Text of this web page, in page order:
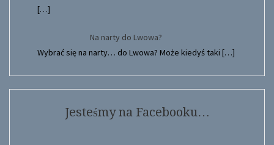
[…]
Na narty do Lwowa?
Wybrać się na narty… do Lwowa? Może kiedyś taki […]
Jesteśmy na Facebooku…